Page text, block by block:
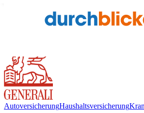
Versicherung
AutoversicherungHaushaltsversicherung